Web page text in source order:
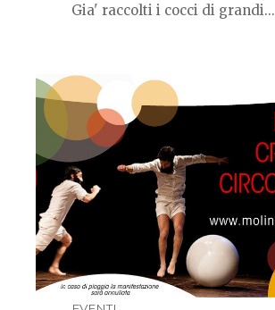
Gia' raccolti i cocci di grandi...